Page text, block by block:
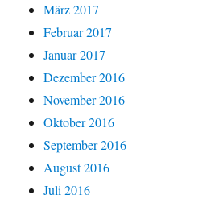
März 2017
Februar 2017
Januar 2017
Dezember 2016
November 2016
Oktober 2016
September 2016
August 2016
Juli 2016